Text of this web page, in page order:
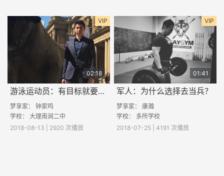
VIP
02:18
游泳运动员：有目标就要坚持
梦享家： 钟家鸣
学校： 大理南涧二中
2018-08-13 | 2920 次播放
VIP
01:41
军人：为什么选择去当兵？
梦享家： 康瀚
学校： 多所学校
2018-07-25 | 4191 次播放